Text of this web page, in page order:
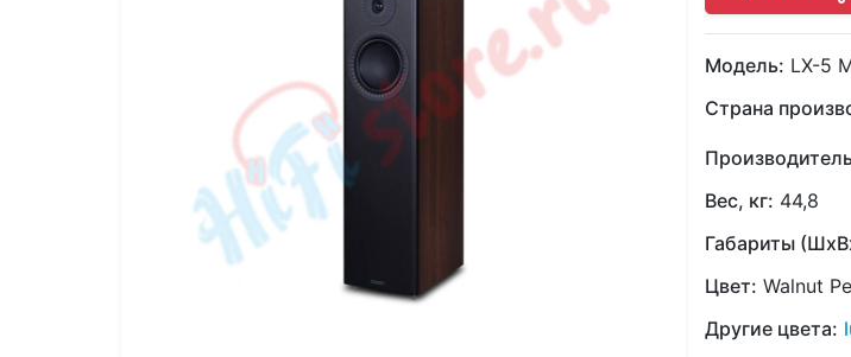
Модель: LX-5
Страна
Вес, кг: 44,8
Габариты
Цвет: Walnut
Другие цвета: